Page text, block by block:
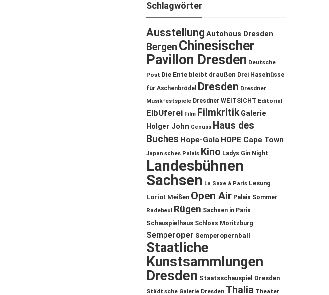
Schlagwörter
Ausstellung Autohaus Dresden
Bergen Chinesischer
Pavillon Dresden Deutsche
Post Die Ente bleibt draußen Drei Haselnüsse
für Aschenbrödel
Dresden Dresdner
Musikfestspiele Dresdner WEITSICHT Editorial
ElbUferei Film Filmkritik Galerie
Holger John Genuss Haus des
Buches Hope-Gala HOPE Cape Town
Japanisches Palais Kino Ladys Gin Night
Landesbühnen
Sachsen La Saxe à Paris Lesung
Loriot Meißen Open Air Palais Sommer
Radebeul Rügen Sachsen in Paris
Schauspielhaus Schloss Moritzburg
Semperoper Semperopernball
Staatliche
Kunstsammlungen
Dresden Staatsschauspiel Dresden
Städtische Galerie Dresden Thalia Theater